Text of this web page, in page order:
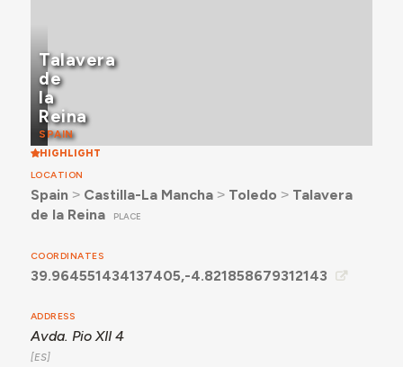
Talavera
de
la
Reina
SPAIN
HIGHLIGHT
LOCATION
Spain ˃ Castilla-La Mancha˃ Toledo ˃ Talavera
de la Reina
PLACE
COORDINATES
39.964551434137405,-4.821858679312143
ADDRESS
Avda. Pio XII 4